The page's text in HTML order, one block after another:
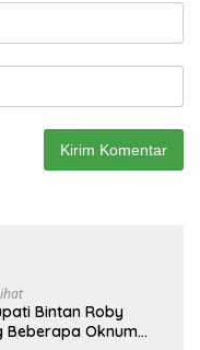
Bintan Roby
Beberapa Oknum